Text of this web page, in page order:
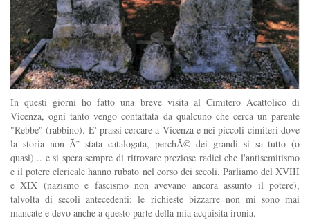
In questi giorni ho fatto una breve visita al Cimitero Acattolico di
Vicenza, ogni tanto vengo contattata da qualcuno che cerca un parente
"Rebbe" (rabbino). E' prassi cercare a Vicenza e nei piccoli cimiteri dove
la storia non Ã¨ stata catalogata, perchÃ© dei grandi si sa tutto (o
quasi)... e si spera sempre di ritrovare preziose radici che l'antisemitismo
e il potere clericale hanno rubato nel corso dei secoli. Parliamo del XVIII
e XIX (nazismo e fascismo non avevano ancora assunto il potere),
talvolta di secoli antecedenti: le richieste bizzarre non mi sono mai
mancate e devo anche a questo parte della mia acquisita ironia.